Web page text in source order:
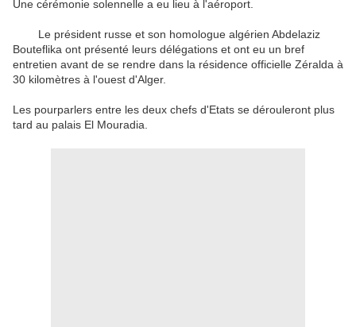
Une cérémonie solennelle a eu lieu à l'aéroport.
Le président russe et son homologue algérien Abdelaziz
Bouteflika ont présenté leurs délégations et ont eu un bref
entretien avant de se rendre dans la résidence officielle Zéralda à
30 kilomètres à l'ouest d'Alger.
Les pourparlers entre les deux chefs d'Etats se dérouleront plus
tard au palais El Mouradia.